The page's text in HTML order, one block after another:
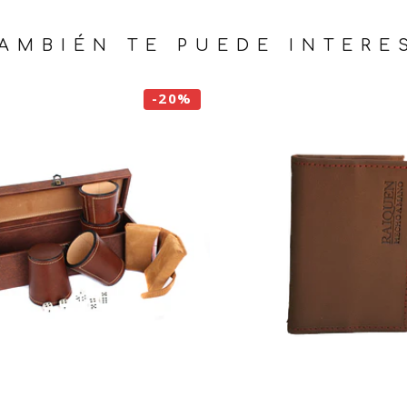
TE PUEDE
-20%